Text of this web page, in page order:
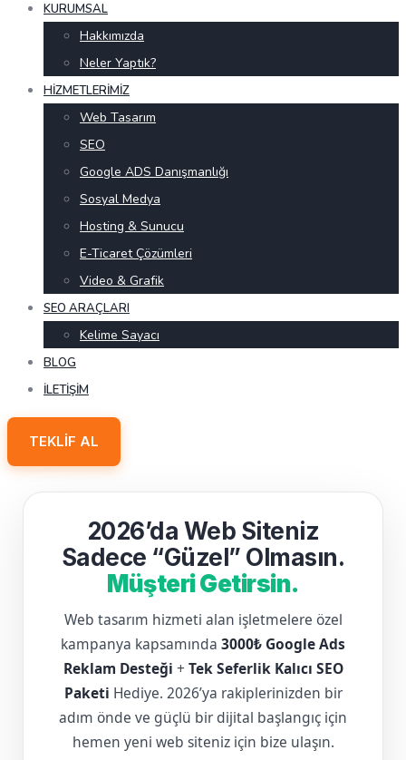
KURUMSAL
Hakkımızda
Neler Yaptık?
HIZMETLERIMIZ
Web Tasarım
SEO
Google ADS Danışmanlığı
Sosyal Medya
Hosting & Sunucu
E-Ticaret Çözümleri
Video & Grafik
SEO ARAÇLARI
Kelime Sayacı
BLOG
İLETIŞIM
TEKLIF AL
2026’da Web Siteniz
Sadece “Güzel” Olmasın.
Müşteri Getirsin.
Web tasarım hizmeti alan işletmelere özel
kampanya kapsamında 3000₺ Google Ads
Reklam Desteği + Tek Seferlik Kalıcı SEO
Paketi Hediye. 2026’ya rakiplerinizden bir
adım önde ve güçlü bir dijital başlangıç için
hemen yeni web siteniz için bize ulaşın.